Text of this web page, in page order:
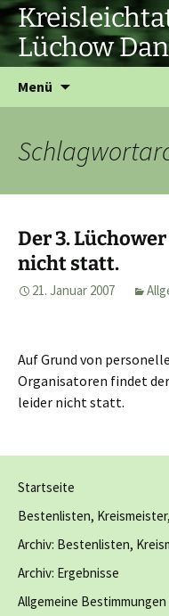
Zum
Inhalt
springen
Lüchow
Menü
Der 3.
nicht statt.
21. Januar 2007
Auf Grund von
Organisatoren findet
leider nicht statt.
Startseite
Bestenlisten,
Archiv: Bestenlisten,
Archiv: Ergebnisse
Allgemeine